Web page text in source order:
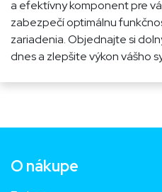
a efektívny komponent pre
zabezpečí optimálnu
zariadenia.Objednajte si
dnes a zlepšite výkon vášho
O nákupe